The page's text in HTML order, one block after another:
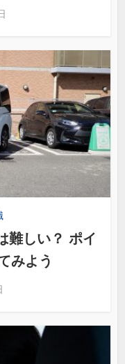
難しい？ ポイ
みよう